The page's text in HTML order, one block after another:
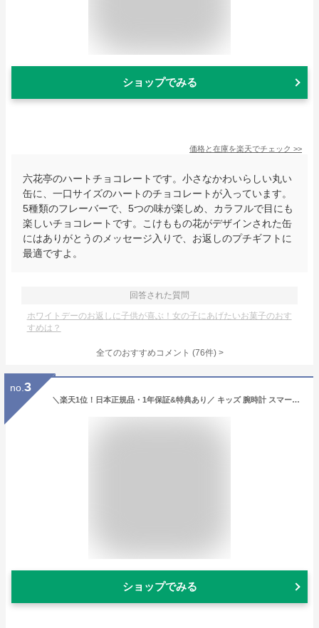
ショップでみる
価格と在庫を楽天でチェック >>
六花亭のハートチョコレートです。小さなかわいらしい丸い
缶に、一口サイズのハートのチョコレートが入っています。
5種類のフレーバーで、5つの味が楽しめ、カラフルで目にも
楽しいチョコレートです。こけももの花がデザインされた缶
にはありがとうのメッセージ入りで、お返しのプチギフトに
最適ですよ。
回答された質問
ホワイトデーのお返しに子供が喜ぶ！女の子にあげたいお菓子のおす
すめは？
全てのおすすめコメント (76件) >
no. 3
＼楽天1位！日本正規品・1年保証&特典あり／ キッズ 腕時計 スマートウォッチ 子供 腕時計 32GB 35万画素 カメラ 大画面 録画録音 ゲーム 音楽 アラーム 歩数計 知育玩具 4歳 5歳 6歳 7歳 8歳 9歳 10歳 男の子 女の子 おもちゃ 小学生 子供 誕生日 クリスマスプレゼント 人気
ショップでみる